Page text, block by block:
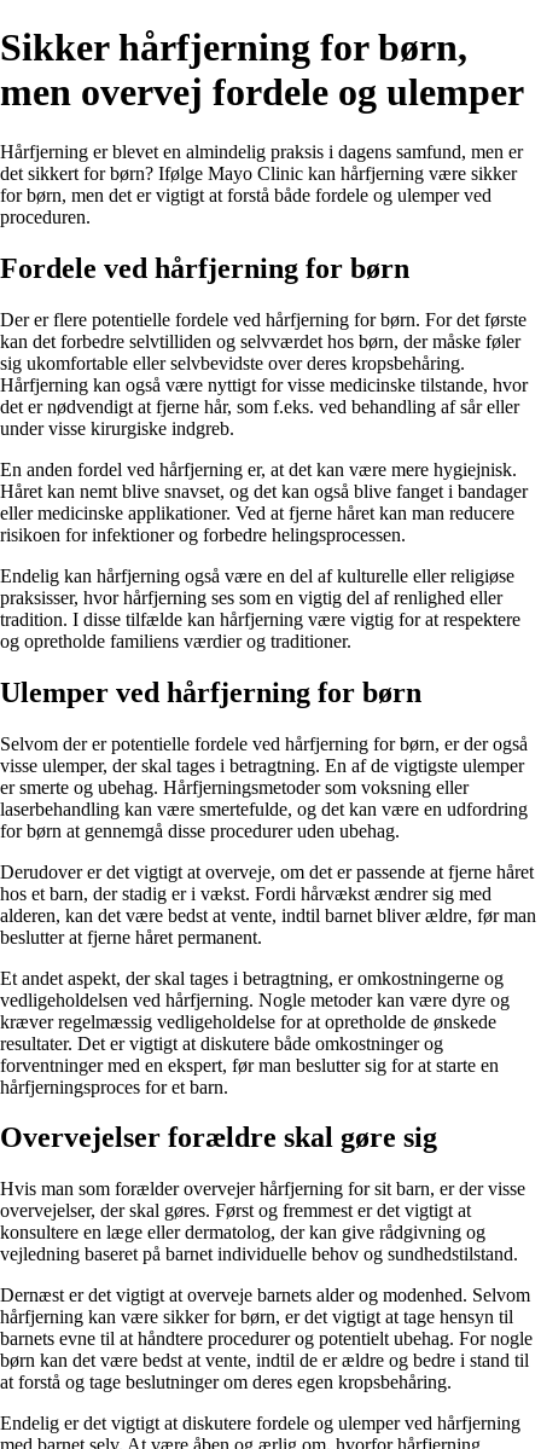
Sikker hårfjerning for børn,
men overvej fordele og ulemper
Hårfjerning er blevet en almindelig praksis i dagens samfund, men er
det sikkert for børn? Ifølge Mayo Clinic kan hårfjerning være sikker
for børn, men det er vigtigt at forstå både fordele og ulemper ved
proceduren.
Fordele ved hårfjerning for børn
Der er flere potentielle fordele ved hårfjerning for børn. For det første
kan det forbedre selvtilliden og selvværdet hos børn, der måske føler
sig ukomfortable eller selvbevidste over deres kropsbehåring.
Hårfjerning kan også være nyttigt for visse medicinske tilstande, hvor
det er nødvendigt at fjerne hår, som f.eks. ved behandling af sår eller
under visse kirurgiske indgreb.
En anden fordel ved hårfjerning er, at det kan være mere hygiejnisk.
Håret kan nemt blive snavset, og det kan også blive fanget i bandager
eller medicinske applikationer. Ved at fjerne håret kan man reducere
risikoen for infektioner og forbedre helingsprocessen.
Endelig kan hårfjerning også være en del af kulturelle eller religiøse
praksisser, hvor hårfjerning ses som en vigtig del af renlighed eller
tradition. I disse tilfælde kan hårfjerning være vigtig for at respektere
og opretholde familiens værdier og traditioner.
Ulemper ved hårfjerning for børn
Selvom der er potentielle fordele ved hårfjerning for børn, er der også
visse ulemper, der skal tages i betragtning. En af de vigtigste ulemper
er smerte og ubehag. Hårfjerningsmetoder som voksning eller
laserbehandling kan være smertefulde, og det kan være en udfordring
for børn at gennemgå disse procedurer uden ubehag.
Derudover er det vigtigt at overveje, om det er passende at fjerne håret
hos et barn, der stadig er i vækst. Fordi hårvækst ændrer sig med
alderen, kan det være bedst at vente, indtil barnet bliver ældre, før man
beslutter at fjerne håret permanent.
Et andet aspekt, der skal tages i betragtning, er omkostningerne og
vedligeholdelsen ved hårfjerning. Nogle metoder kan være dyre og
kræver regelmæssig vedligeholdelse for at opretholde de ønskede
resultater. Det er vigtigt at diskutere både omkostninger og
forventninger med en ekspert, før man beslutter sig for at starte en
hårfjerningsproces for et barn.
Overvejelser forældre skal gøre sig
Hvis man som forælder overvejer hårfjerning for sit barn, er der visse
overvejelser, der skal gøres. Først og fremmest er det vigtigt at
konsultere en læge eller dermatolog, der kan give rådgivning og
vejledning baseret på barnet individuelle behov og sundhedstilstand.
Dernæst er det vigtigt at overveje barnets alder og modenhed. Selvom
hårfjerning kan være sikker for børn, er det vigtigt at tage hensyn til
barnets evne til at håndtere procedurer og potentielt ubehag. For nogle
børn kan det være bedst at vente, indtil de er ældre og bedre i stand til
at forstå og tage beslutninger om deres egen kropsbehåring.
Endelig er det vigtigt at diskutere fordele og ulemper ved hårfjerning